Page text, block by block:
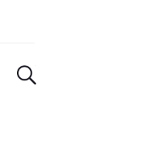
Поиск по сайту